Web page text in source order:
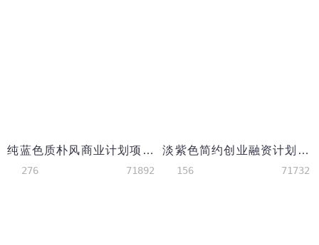
纯蓝色质朴风商业计划项目策划PPT模板
276 71892
淡紫色简约创业融资计划ppt模板
156 71732